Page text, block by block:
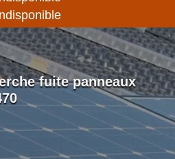
fuite panneaux